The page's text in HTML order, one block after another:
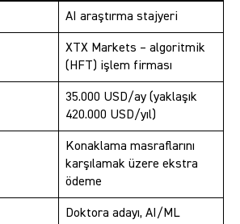
AI araştırma stajyeri
XTX Markets – algoritmik
(HFT) işlem firması
35.000 USD/ay (yaklaşık
420.000 USD/yıl)
Konaklama masraflarını
karşılamak üzere ekstra
ödeme
Doktora adayı, AI/ML